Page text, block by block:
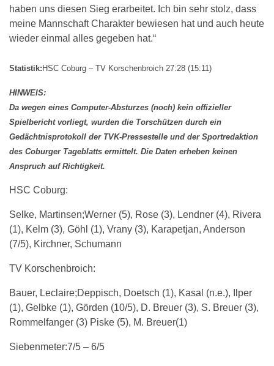
haben uns diesen Sieg erarbeitet. Ich bin sehr stolz, dass
meine Mannschaft Charakter bewiesen hat und auch heute
wieder einmal alles gegeben hat.“
Statistik: HSC Coburg – TV Korschenbroich 27:28 (15:11)
HINWEIS:
Da wegen eines Computer-Absturzes (noch) kein offizieller
Spielbericht vorliegt, wurden die Torschützen durch ein
Gedächtnisprotokoll der TVK-Pressestelle und der Sportredaktion
des Coburger Tageblatts ermittelt. Die Daten erheben keinen
Anspruch auf Richtigkeit.
HSC Coburg:
Selke, Martinsen;Werner (5), Rose (3), Lendner (4), Rivera
(1), Kelm (3), Göhl (1), Vrany (3), Karapetjan, Anderson
(7/5), Kirchner, Schumann
TV Korschenbroich:
Bauer, Leclaire;Deppisch, Doetsch (1), Kasal (n.e.), Ilper
(1), Gelbke (1), Görden (10/5), D. Breuer (3), S. Breuer (3),
Rommelfanger (3) Piske (5), M. Breuer(1)
Siebenmeter:7/5 – 6/5